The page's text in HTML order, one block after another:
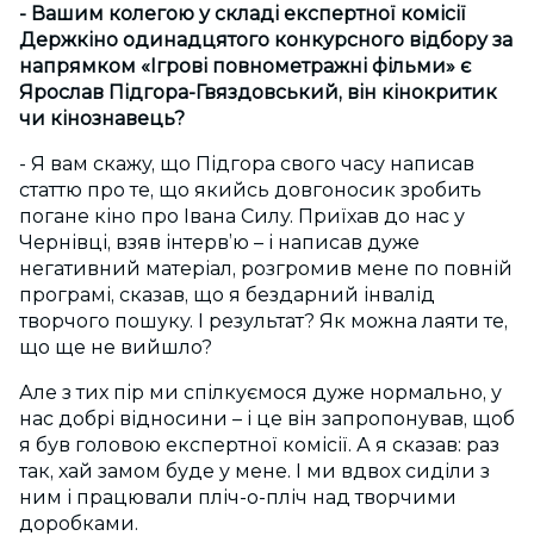
- Вашим колегою у складі експертної комісії
Держкіно одинадцятого конкурсного відбору за
напрямком «Ігрові повнометражні фільми» є
Ярослав Підгора-Гвяздовський, він кінокритик
чи кінознавець?
- Я вам скажу, що Підгора свого часу написав
статтю про те, що якийсь довгоносик зробить
погане кіно про Івана Силу. Приїхав до нас у
Чернівці, взяв інтерв’ю – і написав дуже
негативний матеріал, розгромив мене по повній
програмі, сказав, що я бездарний інвалід
творчого пошуку. І результат? Як можна лаяти те,
що ще не вийшло?
Але з тих пір ми спілкуємося дуже нормально, у
нас добрі відносини – і це він запропонував, щоб
я був головою експертної комісії. А я сказав: раз
так, хай замом буде у мене. І ми вдвох сиділи з
ним і працювали пліч-о-пліч над творчими
доробками.